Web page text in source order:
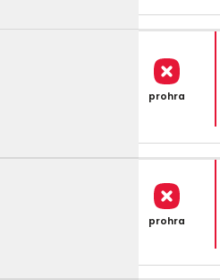
prohra
prohra